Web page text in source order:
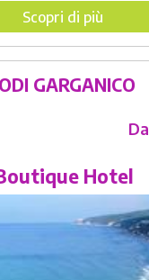
Scopri di più
GARGANICO
Da
Hotel